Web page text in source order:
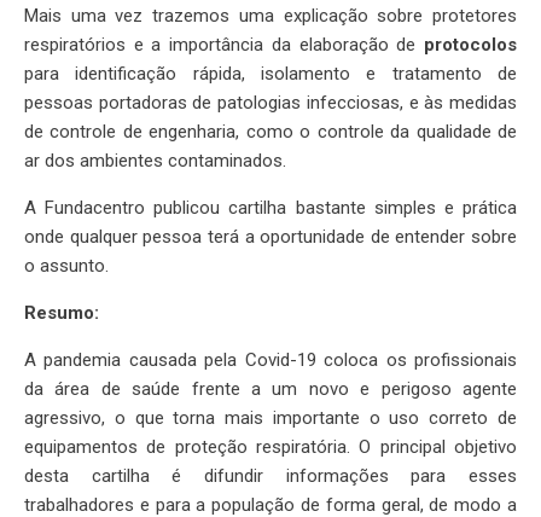
Mais uma vez trazemos uma explicação sobre protetores
respiratórios e a importância da elaboração de protocolos
para identificação rápida, isolamento e tratamento de
pessoas portadoras de patologias infecciosas, e às medidas
de controle de engenharia, como o controle da qualidade de
ar dos ambientes contaminados.
A Fundacentro publicou cartilha bastante simples e prática
onde qualquer pessoa terá a oportunidade de entender sobre
o assunto.
Resumo:
A pandemia causada pela Covid-19 coloca os profissionais
da área de saúde frente a um novo e perigoso agente
agressivo, o que torna mais importante o uso correto de
equipamentos de proteção respiratória. O principal objetivo
desta cartilha é difundir informações para esses
trabalhadores e para a população de forma geral, de modo a